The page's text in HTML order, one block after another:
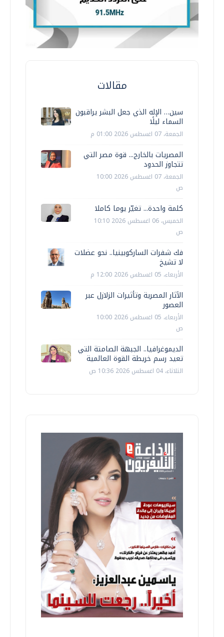
مقالات
سين… الإله الذي جعل البشر يراقبون
السماء ليلًا
الجمعة، 07 اغسطس 2026 01:00 م
المصريات بالخارج... قوة مصر التي
تتجاوز الحدود
الجمعة، 07 اغسطس 2026 10:00
ص
كلمة واحدة... تغيّر يوما كاملا
الخميس، 06 اغسطس 2026 10:10
ص
فك شفرات الساركوبينيا.. نحو عضلات
لا تشيخ
الأربعاء، 05 اغسطس 2026 12:00 م
الآثار المصرية وتأثيرات الزلازل عبر
العصور
الأربعاء، 05 اغسطس 2026 10:00
ص
الديموغرافيا.. الجبهة الصامتة التي
تعيد رسم خريطة القوة العالمية
الثلاثاء، 04 اغسطس 2026 10:36 ص